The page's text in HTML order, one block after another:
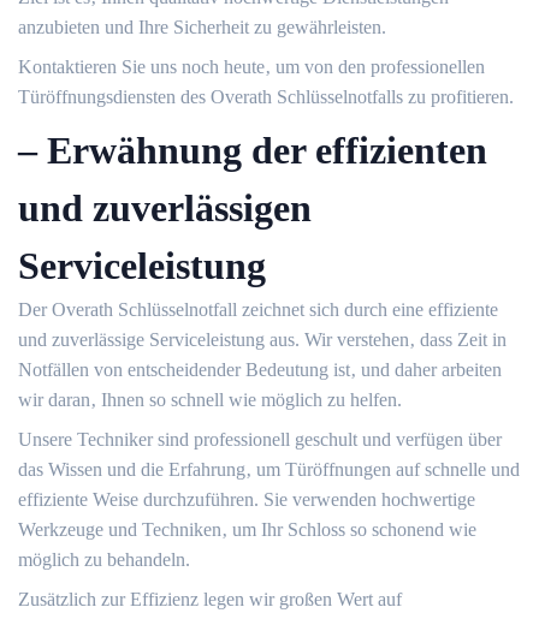
anzubieten und Ihre Sicherheit zu gewährleisten.​
Kontaktieren Sie uns noch heute‚ um von den professionellen
Türöffnungsdiensten des Overath Schlüsselnotfalls zu profitieren.​
– Erwähnung der effizienten
und zuverlässigen
Serviceleistung
Der Overath Schlüsselnotfall zeichnet sich durch eine effiziente
und zuverlässige Serviceleistung aus.​ Wir verstehen‚ dass Zeit in
Notfällen von entscheidender Bedeutung ist‚ und daher arbeiten
wir daran‚ Ihnen so schnell wie möglich zu helfen.​
Unsere Techniker sind professionell geschult und verfügen über
das Wissen und die Erfahrung‚ um Türöffnungen auf schnelle und
effiziente Weise durchzuführen.​ Sie verwenden hochwertige
Werkzeuge und Techniken‚ um Ihr Schloss so schonend wie
möglich zu behandeln.​
Zusätzlich zur Effizienz legen wir großen Wert auf